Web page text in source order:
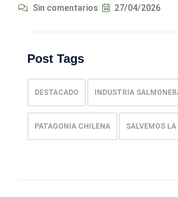
Sin comentarios 27/04/2026
Post Tags
DESTACADO INDUSTRIA
PATAGONIA CHILENA SALVEMOS